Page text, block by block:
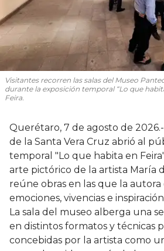
Visitantes recorren las salas del Museo
durante la exposición temporal “Lo que
Feira.
Querétaro, 7 de agosto de
de la Santa Vera Cruz abrió al
temporal "Lo que habita en
arte pictórico de la artista María
reúne obras en las que la autora
emociones, vivencias e
La sala del museo alberga una
en distintos formatos y técnicas
concebidas por la artista como